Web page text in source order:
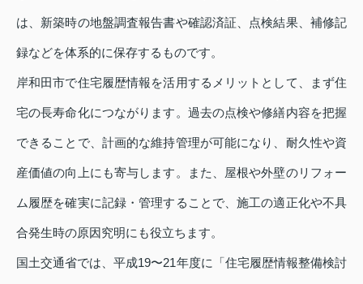
は、新築時の地盤調査報告書や確認済証、点検結果、補修記
録などを体系的に保存するものです。
岸和田市で住宅履歴情報を活用するメリットとして、まず住
宅の長寿命化につながります。過去の点検や修繕内容を把握
できることで、計画的な維持管理が可能になり、耐久性や資
産価値の向上にも寄与します。また、屋根や外壁のリフォー
ム履歴を確実に記録・管理することで、施工の適正化や不具
合発生時の原因究明にも役立ちます。
国土交通省では、平成19〜21年度に「住宅履歴情報整備検討